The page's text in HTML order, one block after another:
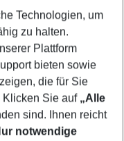
Technologien, um
zu halten.
Plattform
bieten sowie
die für Sie
Klicken Sie auf „Alle
sind. Ihnen reicht
notwendige